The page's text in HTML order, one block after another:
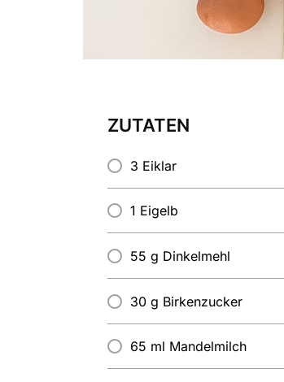
ZUTATEN
3 Eiklar
1 Eigelb
55 g Dinkelmehl
30 g Birkenzucker
65 ml Mandelmilch